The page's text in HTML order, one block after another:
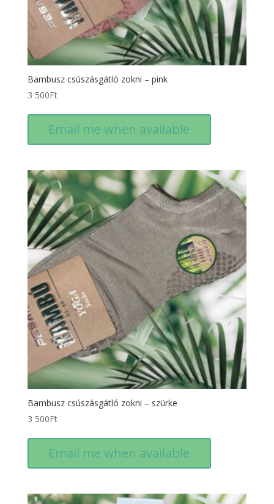
Bambusz csúszásgátló zokni – pink
3 500Ft
Email me when available
Bambusz csúszásgátló zokni – szürke
3 500Ft
Email me when available